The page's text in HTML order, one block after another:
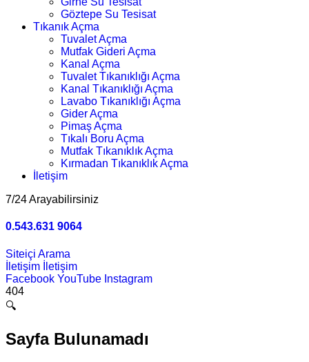
Göztepe Su Tesisat
Tıkanık Açma
Tuvalet Açma
Mutfak Gideri Açma
Kanal Açma
Tuvalet Tıkanıklığı Açma
Kanal Tıkanıklığı Açma
Lavabo Tıkanıklığı Açma
Gider Açma
Pimaş Açma
Tıkalı Boru Açma
Mutfak Tıkanıklık Açma
Kırmadan Tıkanıklık Açma
İletişim
7/24 Arayabilirsiniz
0.543.631 9064
Siteiçi Arama
İletişim
İletişim
Facebook YouTube Instagram
404
🔍
Sayfa Bulunamadı